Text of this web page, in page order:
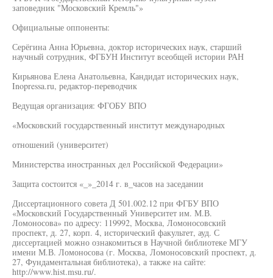
заповедник "Московский Кремль"»
Официальные оппоненты:
Серёгина Анна Юрьевна, доктор исторических наук, старший
научный сотрудник, ФГБУН Институт всеобщей истории РАН
Кирьянова Елена Анатольевна, Кандидат исторических наук,
Inopressa.ru, редактор-переводчик
Ведущая организация: ФГОБУ ВПО
«Московский государственный институт международных
отношений (университет)
Министерства иностранных дел Российской Федерации»
Защита состоится «_»_2014 г. в_часов на заседании
Диссертационного совета Д 501.002.12 при ФГБУ ВПО
«Московский Государственный Университет им. М.В.
Ломоносова» по адресу: 119992, Москва, Ломоносовский
проспект, д. 27, корп. 4, исторический факультет, ауд. С
диссертацией можно ознакомиться в Научной библиотеке МГУ
имени М.В. Ломоносова (г. Москва, Ломоносовский проспект, д.
27, Фундаментальная библиотека), а также на сайте:
http://www.hist.msu.ru/.